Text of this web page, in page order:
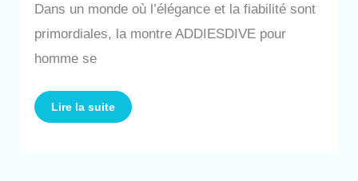
Dans un monde où l’élégance et la fiabilité sont
primordiales, la montre ADDIESDIVE pour
homme se
Lire la suite